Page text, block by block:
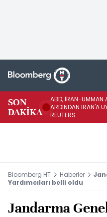
SON
DAKİKA
ABD, İRAN-UMMAN
ARDINDAN İRAN'A
REUTERS
Bloomberg HT Haberler
Yardımcıları belli oldu
Jandarma